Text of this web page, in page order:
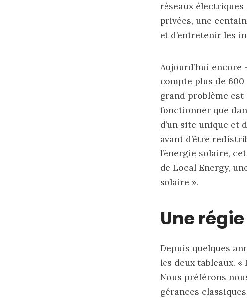
réseaux électriques
privées, une
et d’entretenir les
Aujourd’hui
compte plus de
grand problème
fonctionner que
d’un site unique et
avant d’être
l’énergie solaire,
de Local Energy,
solaire ».
Une
Depuis quelques
les deux tableaux. «
Nous préférons
gérances
Déjà membre ou
adresse e-mail